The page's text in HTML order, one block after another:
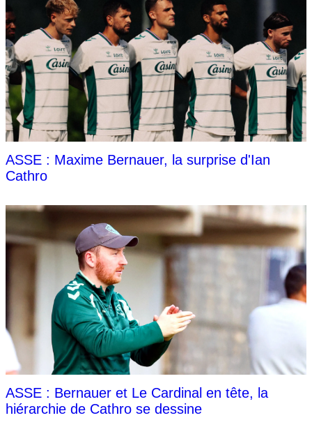
ASSE : Maxime Bernauer, la surprise d'Ian
Cathro
ASSE : Bernauer et Le Cardinal en tête, la
hiérarchie de Cathro se dessine